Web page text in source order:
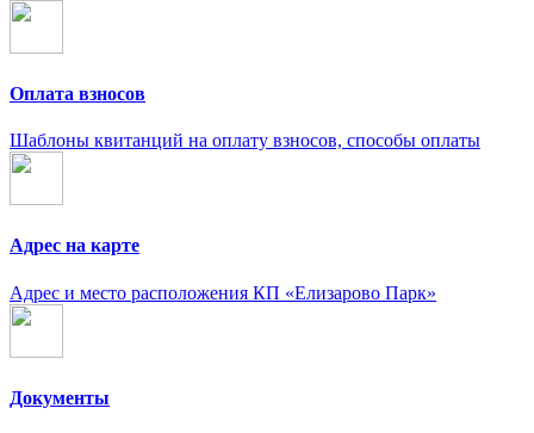
Оплата взносов
Шаблоны квитанций на оплату взносов, способы оплаты
Адрес на карте
Адрес и место расположения КП «Елизарово Парк»
Документы